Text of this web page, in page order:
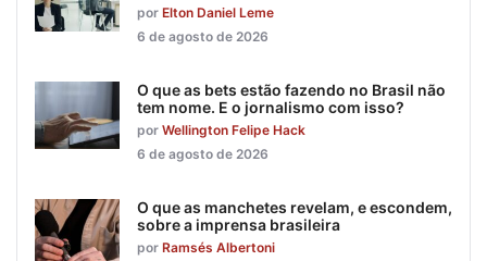
por Elton Daniel Leme
6 de agosto de 2026
O que as bets estão fazendo no Brasil não
tem nome. E o jornalismo com isso?
por Wellington Felipe Hack
6 de agosto de 2026
O que as manchetes revelam, e escondem,
sobre a imprensa brasileira
por Ramsés Albertoni